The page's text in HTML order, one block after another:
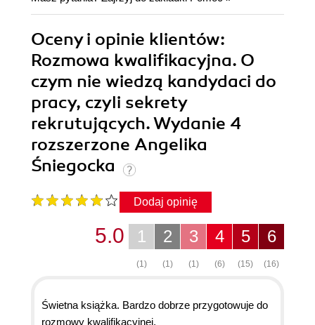
Oceny i opinie klientów:
Rozmowa kwalifikacyjna. O
czym nie wiedzą kandydaci do
pracy, czyli sekrety
rekrutujących. Wydanie 4
rozszerzone Angelika
Śniegocka
Dodaj opinię
6
(16)
5
(15)
4
(6)
3
(1)
2
(1)
1
(1)
5.0
Świetna książka. Bardzo dobrze przygotowuje do
rozmowy kwalifikacyjnej.